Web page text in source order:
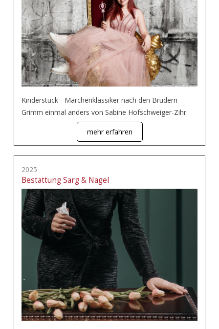
Kinderstück - Märchenklassiker nach den Brüdern
Grimm einmal anders von Sabine Hofschweiger-Zihr
mehr erfahren
2025
Bestattung Sarg & Nagel